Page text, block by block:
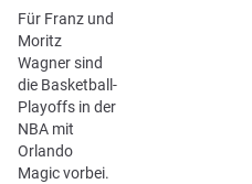
Für Franz und
Moritz
Wagner sind
die Basketball-
Playoffs in der
NBA mit
Orlando
Magic vorbei.